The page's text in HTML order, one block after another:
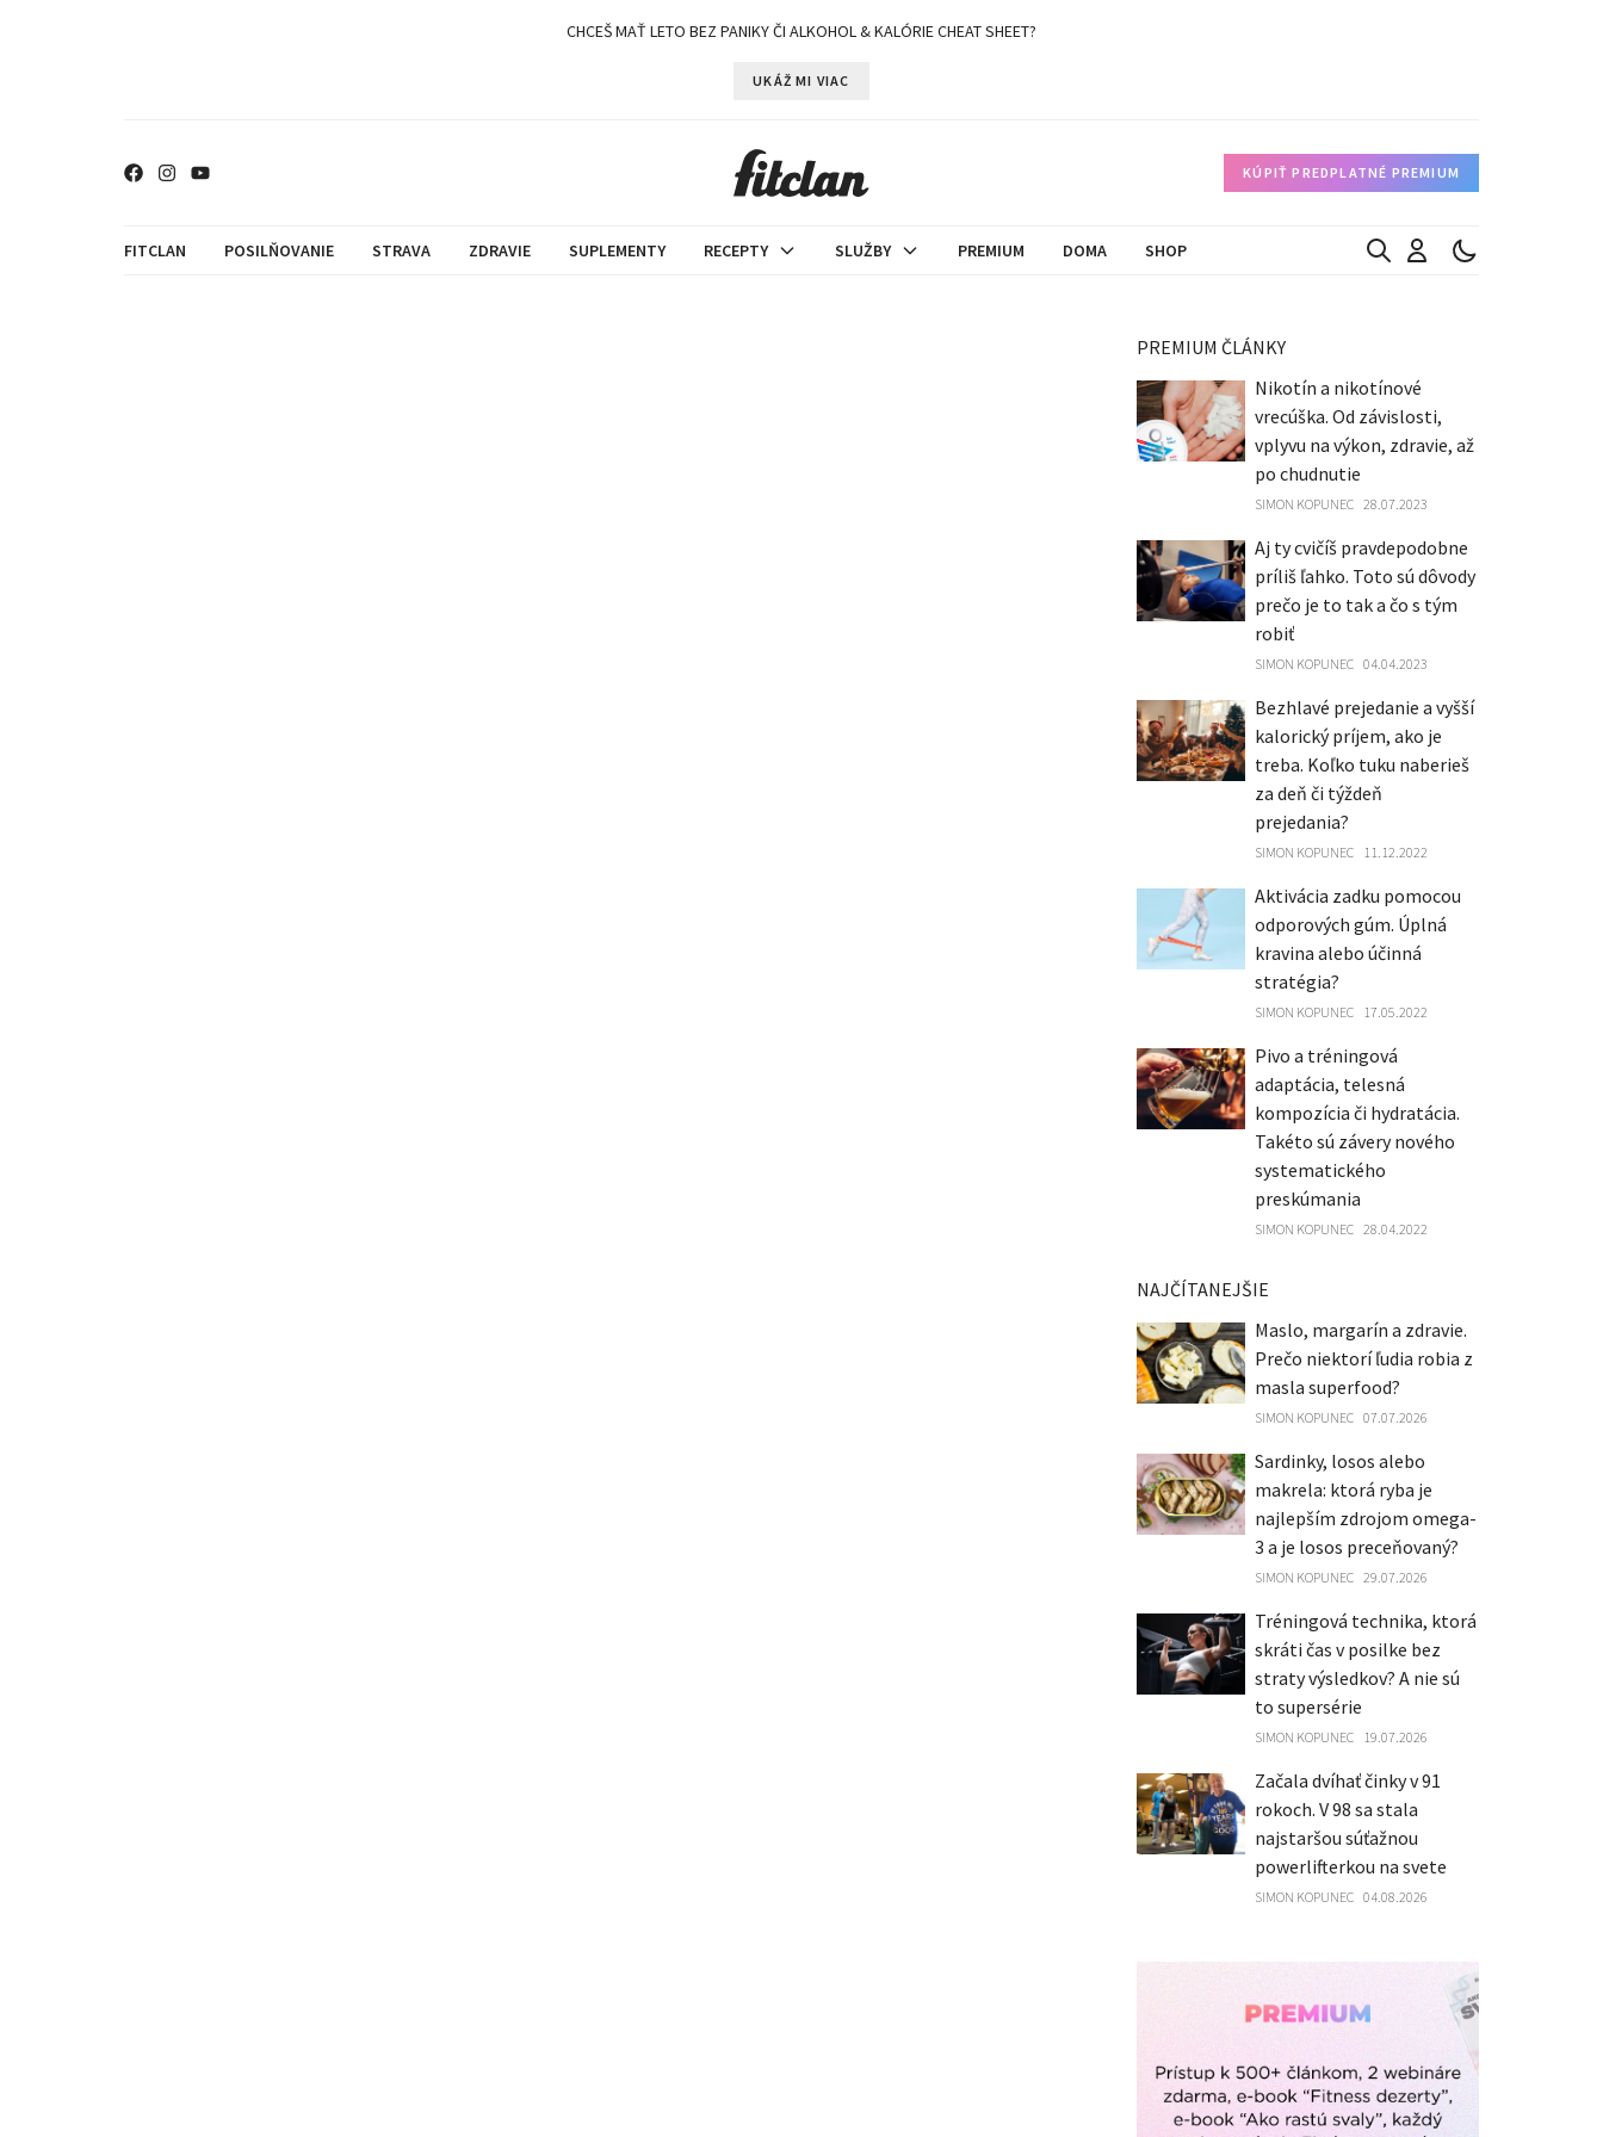
CHCEŠ MAŤ LETO BEZ PANIKY ČI ALKOHOL & KALÓRIE CHEAT SHEET?
UKÁŽ MI VIAC
KÚPIŤ PREDPLATNÉ PREMIUM
FITCLAN POSILŇOVANIE STRAVA ZDRAVIE SUPLEMENTY RECEPTY SLUŽBY PREMIUM DOMA SHOP
PREMIUM ČLÁNKY
Nikotín a nikotínové
vrecúška. Od závislosti,
vplyvu na výkon, zdravie, až
po chudnutie
SIMON KOPUNEC 28.07.2023
Aj ty cvičíš pravdepodobne
príliš ľahko. Toto sú dôvody
prečo je to tak a čo s tým
robiť
SIMON KOPUNEC 04.04.2023
Bezhlavé prejedanie a vyšší
kalorický príjem, ako je
treba. Koľko tuku naberieš
za deň či týždeň
prejedania?
SIMON KOPUNEC 11.12.2022
Aktivácia zadku pomocou
odporových gúm. Úplná
kravina alebo účinná
stratégia?
SIMON KOPUNEC 17.05.2022
Pivo a tréningová
adaptácia, telesná
kompozícia či hydratácia.
Takéto sú závery nového
systematického
preskúmania
SIMON KOPUNEC 28.04.2022
NAJČÍTANEJŠIE
Maslo, margarín a zdravie.
Prečo niektorí ľudia robia z
masla superfood?
SIMON KOPUNEC 07.07.2026
Sardinky, losos alebo
makrela: ktorá ryba je
najlepším zdrojom omega-
3 a je losos preceňovaný?
SIMON KOPUNEC 29.07.2026
Tréningová technika, ktorá
skráti čas v posilke bez
straty výsledkov? A nie sú
to supersérie
SIMON KOPUNEC 19.07.2026
Začala dvíhať činky v 91
rokoch. V 98 sa stala
najstaršou súťažnou
powerlifterkou na svete
SIMON KOPUNEC 04.08.2026